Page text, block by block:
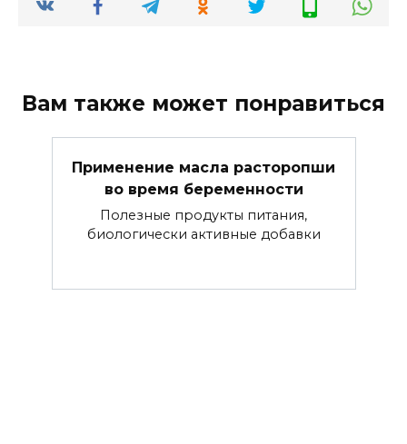
Вам также может понравиться
Применение масла расторопши
во время беременности
Полезные продукты питания,
биологически активные добавки